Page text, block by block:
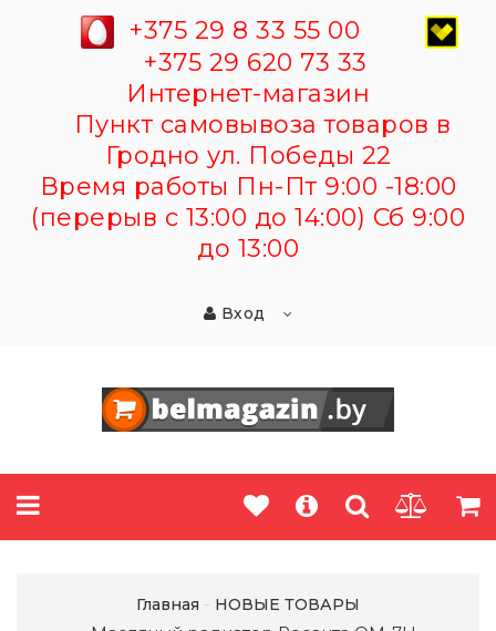
+375 29 8 33 55 00
+375 29 620 73 33
Интернет-магазин
Пункт самовывоза товаров в
Гродно ул. Победы 22
Время работы Пн-Пт 9:00 -18:00
(перерыв с 13:00 до 14:00) Сб 9:00
до 13:00
Вход
Главная НОВЫЕ ТОВАРЫ